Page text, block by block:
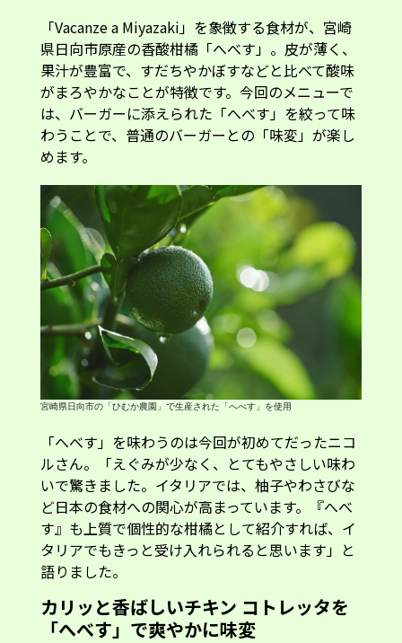
「Vacanze a Miyazaki」を象徴する食材が、宮崎
県日向市原産の香酸柑橘「へべす」。皮が薄く、
果汁が豊富で、すだちやかぼすなどと比べて酸味
がまろやかなことが特徴です。今回のメニューで
は、バーガーに添えられた「へべす」を絞って味
わうことで、普通のバーガーとの「味変」が楽し
めます。
宮崎県日向市の「ひむか農園」で生産された「へべす」を使用
「へべす」を味わうのは今回が初めてだったニコ
ルさん。「えぐみが少なく、とてもやさしい味わ
いで驚きました。イタリアでは、柚子やわさびな
ど日本の食材への関心が高まっています。『へべ
す』も上質で個性的な柑橘として紹介すれば、イ
タリアでもきっと受け入れられると思います」と
語りました。
カリッと香ばしいチキン コトレッタを
「へべす」で爽やかに味変